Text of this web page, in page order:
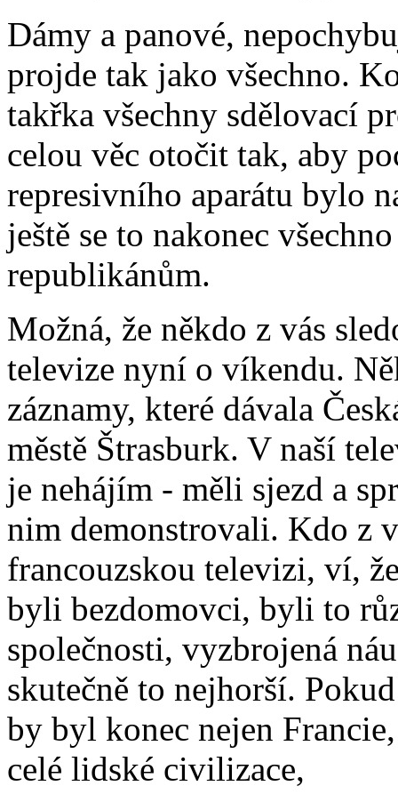
Dámy a panové,
projde tak jako všechno.
takřka všechny sdělovací
celou věc otočit tak, aby
represivního aparátu bylo
ještě se to nakonec
republikánům.
Možná, že někdo z vás
televize nyní o víkendu.
záznamy, které dávala
městě Štrasburk. V naší
je nehájím - měli sjezd a
nim demonstrovali. Kdo z
francouzskou televizi, ví,
byli bezdomovci, byli to
společnosti, vyzbrojená
skutečně to nejhorší.
by byl konec nejen
celé lidské civilizace,